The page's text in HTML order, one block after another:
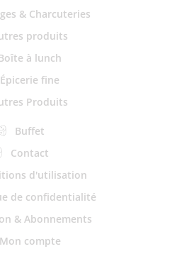
& Charcuteries
produits
à lunch
Épicerie fine
Produits
Buffet
Contact
d'utilisation
de confidentialité
& Abonnements
Mon compte